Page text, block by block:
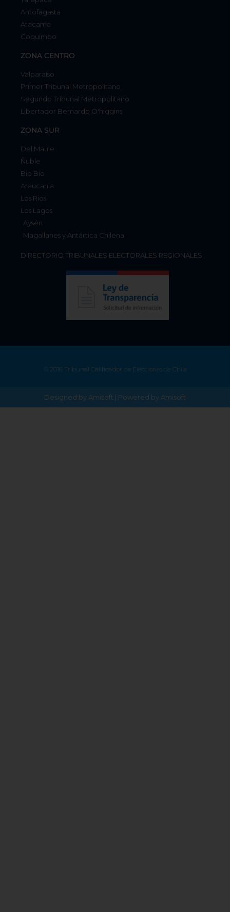
Antofagasta
Atacama
Coquimbo
ZONA CENTRO
Valparaíso
Primer Tribunal Metropolitano
Segundo Tribunal Metropolitano
Libertador Bernardo O'higgins
ZONA SUR
Del Maule
Ñuble
Bio Bio
Araucania
Los Rios
Los Lagos
Aysén
Magallanes y Antártica Chilena
DIRECTORIO TRIBUNALES ELECTORALES REGIONALES
© 2016 Tribunal Calificador de Elecciones de Chile
Designed by Amisoft | Powered by Amisoft